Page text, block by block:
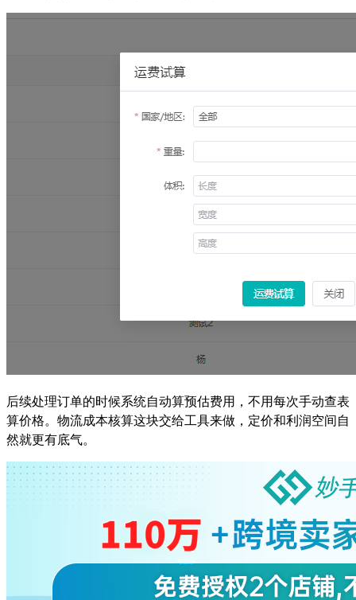
后续处理订单的时候系统自动算预估费用，不用每次手动查表
算价格。物流成本核算这块交给工具来做，定价和利润空间自
然就更有底气。